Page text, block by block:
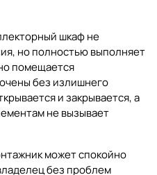
шкаф не
но полностью выполняет
помещается
без излишнего
и закрывается, а
не вызывает
может спокойно
без проблем